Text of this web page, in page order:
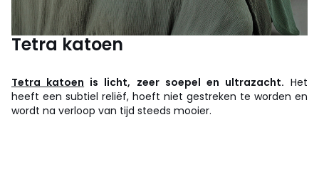
Tetra katoen
Tetra katoen is licht, zeer soepel en ultrazacht. Het
heeft een subtiel reliëf, hoeft niet gestreken te worden en
wordt na verloop van tijd steeds mooier.